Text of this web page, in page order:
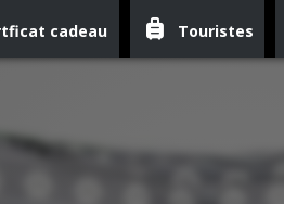
cadeau Touristes